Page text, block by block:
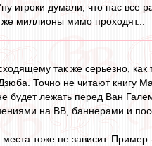
игроки думали, что нас все
миллионы мимо проходят...
так же серьёзно,
Точно не читают книгу
лежать перед Ван
на ВВ, баннерами и
тоже не зависит. Пример